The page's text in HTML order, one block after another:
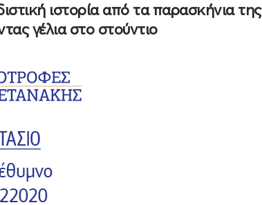
ιστορία από τα παρασκήνια της
γέλια στο στούντιο